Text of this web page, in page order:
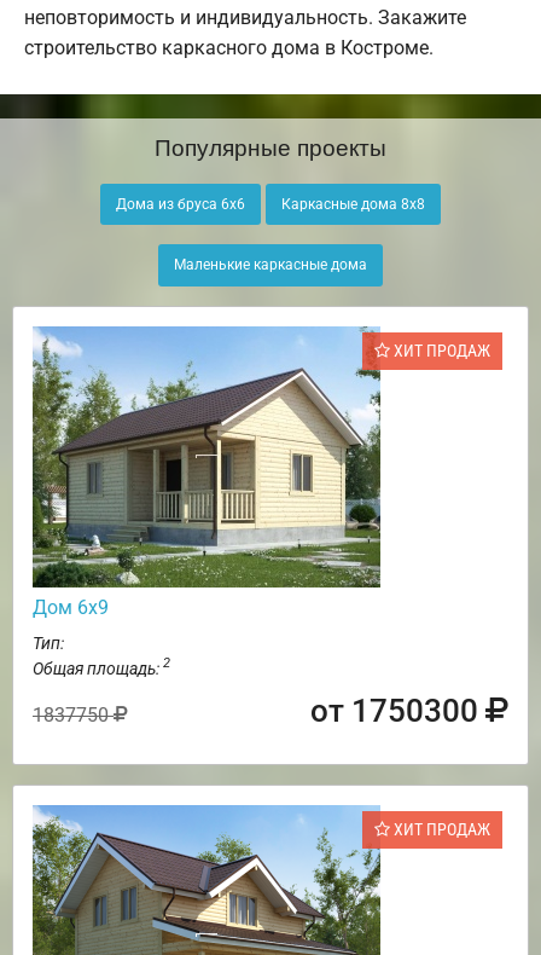
неповторимость и индивидуальность. Закажите
строительство каркасного дома в Костроме.
Популярные проекты
Дома из бруса 6х6 Каркасные дома 8х8
Маленькие каркасные дома
ХИТ ПРОДАЖ
Дом 6х9
Тип:
Общая площадь: 2
1837750 от 1750300
ХИТ ПРОДАЖ